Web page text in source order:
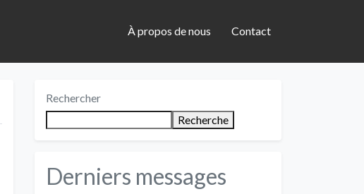
À propos de nous Contact
Rechercher
Recherche
Derniers messages